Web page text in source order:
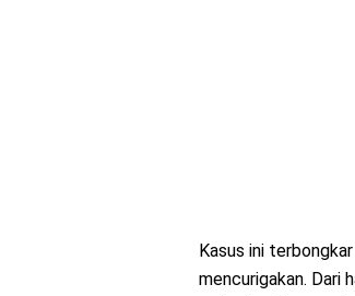
Kasus ini
mencurigakan. Dari